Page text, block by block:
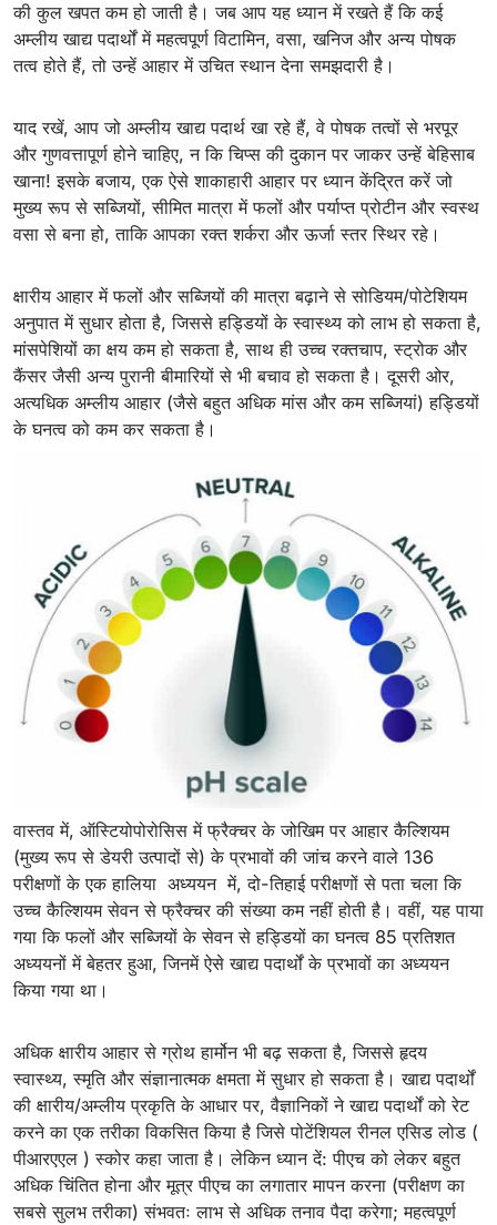
की कुल खपत कम हो जाती है। जब आप यह ध्यान में रखते हैं कि कई
अम्लीय खाद्य पदार्थों में महत्वपूर्ण विटामिन, वसा, खनिज और अन्य पोषक
तत्व होते हैं, तो उन्हें आहार में उचित स्थान देना समझदारी है।
याद रखें, आप जो अम्लीय खाद्य पदार्थ खा रहे हैं, वे पोषक तत्वों से भरपूर
और गुणवत्तापूर्ण होने चाहिए, न कि चिप्स की दुकान पर जाकर उन्हें बेहिसाब
खाना! इसके बजाय, एक ऐसे शाकाहारी आहार पर ध्यान केंद्रित करें जो
मुख्य रूप से सब्जियों, सीमित मात्रा में फलों और पर्याप्त प्रोटीन और स्वस्थ
वसा से बना हो, ताकि आपका रक्त शर्करा और ऊर्जा स्तर स्थिर रहे।
क्षारीय आहार में फलों और सब्जियों की मात्रा बढ़ाने से सोडियम/पोटेशियम
अनुपात में सुधार होता है, जिससे हड्डियों के स्वास्थ्य को लाभ हो सकता है,
मांसपेशियों का क्षय कम हो सकता है, साथ ही उच्च रक्तचाप, स्ट्रोक और
कैंसर जैसी अन्य पुरानी बीमारियों से भी बचाव हो सकता है। दूसरी ओर,
अत्यधिक अम्लीय आहार (जैसे बहुत अधिक मांस और कम सब्जियां) हड्डियों
के घनत्व को कम कर सकता है।
वास्तव में, ऑस्टियोपोरोसिस में फ्रैक्चर के जोखिम पर आहार कैल्शियम
(मुख्य रूप से डेयरी उत्पादों से) के प्रभावों की जांच करने वाले 136
परीक्षणों के एक हालिया अध्ययन में, दो-तिहाई परीक्षणों से पता चला कि
उच्च कैल्शियम सेवन से फ्रैक्चर की संख्या कम नहीं होती है। वहीं, यह पाया
गया कि फलों और सब्जियों के सेवन से हड्डियों का घनत्व 85 प्रतिशत
अध्ययनों में बेहतर हुआ, जिनमें ऐसे खाद्य पदार्थों के प्रभावों का अध्ययन
किया गया था।
अधिक क्षारीय आहार से ग्रोथ हार्मोन भी बढ़ सकता है, जिससे हृदय
स्वास्थ्य, स्मृति और संज्ञानात्मक क्षमता में सुधार हो सकता है। खाद्य पदार्थों
की क्षारीय/अम्लीय प्रकृति के आधार पर, वैज्ञानिकों ने खाद्य पदार्थों को रेट
करने का एक तरीका विकसित किया है जिसे पोटेंशियल रीनल एसिड लोड (
पीआरएएल ) स्कोर कहा जाता है। लेकिन ध्यान दें: पीएच को लेकर बहुत
अधिक चिंतित होना और मूत्र पीएच का लगातार मापन करना (परीक्षण का
सबसे सुलभ तरीका) संभवतः लाभ से अधिक तनाव पैदा करेगा; महत्वपूर्ण